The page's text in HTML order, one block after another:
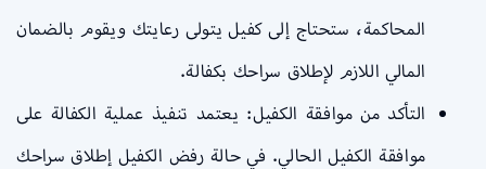
المحاكمة، ستحتاج إلى كفيل يتولى رعايتك ويقوم بالضمان
المالي اللازم لإطلاق سراحك بكفالة.
التأكد من موافقة الكفيل: يعتمد تنفيذ عملية الكفالة على
موافقة الكفيل الحالي. في حالة رفض الكفيل إطلاق سراحك